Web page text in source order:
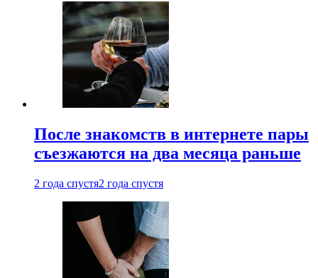
После знакомств в интернете пары
съезжаются на два месяца раньше
2 года спустя2 года спустя